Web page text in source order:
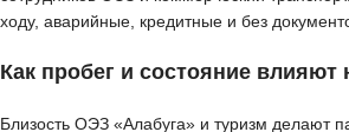
ходу, аварийные, кредитные и без
Как пробег и состояние влияют
Близость ОЭЗ «Алабуга» и туризм делают